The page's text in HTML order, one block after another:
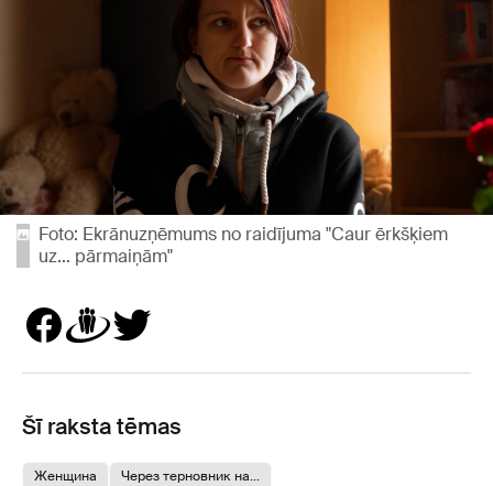
Foto: Ekrānuzņēmums no raidījuma "Caur ērkšķiem
uz... pārmaiņām"
Šī raksta tēmas
Женщина Через терновник на...